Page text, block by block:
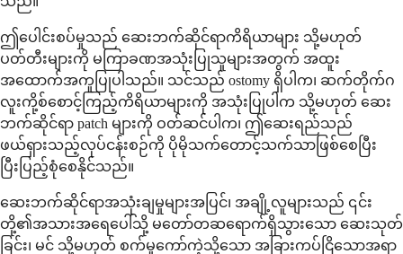
ဤပေါင်းစပ်မှုသည် ဆေးဘက်ဆိုင်ရာကိရိယာများ သို့မဟုတ်
ပတ်တီးများကို မကြာခဏအသုံးပြုသူများအတွက် အထူး
အထောက်အကူပြုပါသည်။ သင်သည် ostomy ရှိပါက၊ ဆက်တိုက်ဂ
လူးကို့စ်စောင့်ကြည့်ကိရိယာများကို အသုံးပြုပါက သို့မဟုတ် ဆေး
ဘက်ဆိုင်ရာ patch များကို ဝတ်ဆင်ပါက၊ ဤဆေးရည်သည်
ဖယ်ရှားသည့်လုပ်ငန်းစဉ်ကို ပိုမိုသက်တောင့်သက်သာဖြစ်စေပြီး
ပြီးပြည့်စုံစေနိုင်သည်။
ဆေးဘက်ဆိုင်ရာအသုံးချမှုများအပြင်၊ အချို့လူများသည် ၎င်း
တို့၏အသားအရေပေါ်သို့ မတော်တဆရောက်ရှိသွားသော ဆေးသုတ်
ခြင်း၊ မင် သို့မဟုတ် စက်မှုကော်ကဲ့သို့သော အခြားကပ်ငြိသောအရာ